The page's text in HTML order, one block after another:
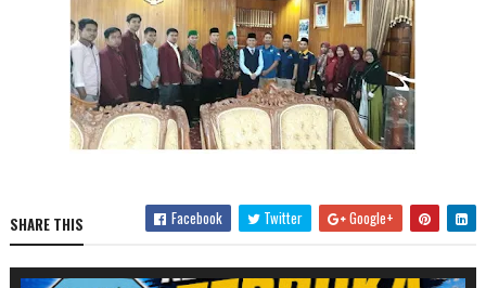
SHARE THIS Facebook Twitter Google+